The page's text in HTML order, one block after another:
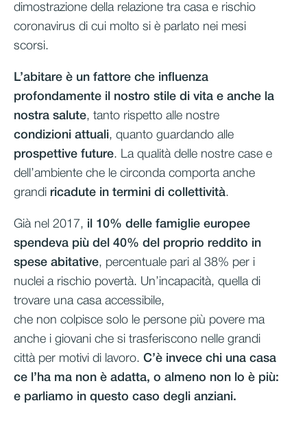
dimostrazione della relazione tra casa e rischio
coronavirus di cui molto si è parlato nei mesi
scorsi.
L’abitare è un fattore che influenza
profondamente il nostro stile di vita e anche la
nostra salute, tanto rispetto alle nostre
condizioni attuali, quanto guardando alle
prospettive future. La qualità delle nostre case e
dell’ambiente che le circonda comporta anche
grandi ricadute in termini di collettività.
Già nel 2017, il 10% delle famiglie europee
spendeva più del 40% del proprio reddito in
spese abitative, percentuale pari al 38% per i
nuclei a rischio povertà. Un’incapacità, quella di
trovare una casa accessibile,
che non colpisce solo le persone più povere ma
anche i giovani che si trasferiscono nelle grandi
città per motivi di lavoro. C’è invece chi una casa
ce l’ha ma non è adatta, o almeno non lo è più:
e parliamo in questo caso degli anziani.